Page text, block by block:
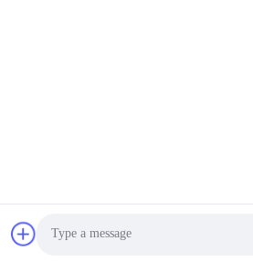
중국 좋은 품질 바코드 스캐너 엔진 공
Shenzhen Honor Way Electronic.